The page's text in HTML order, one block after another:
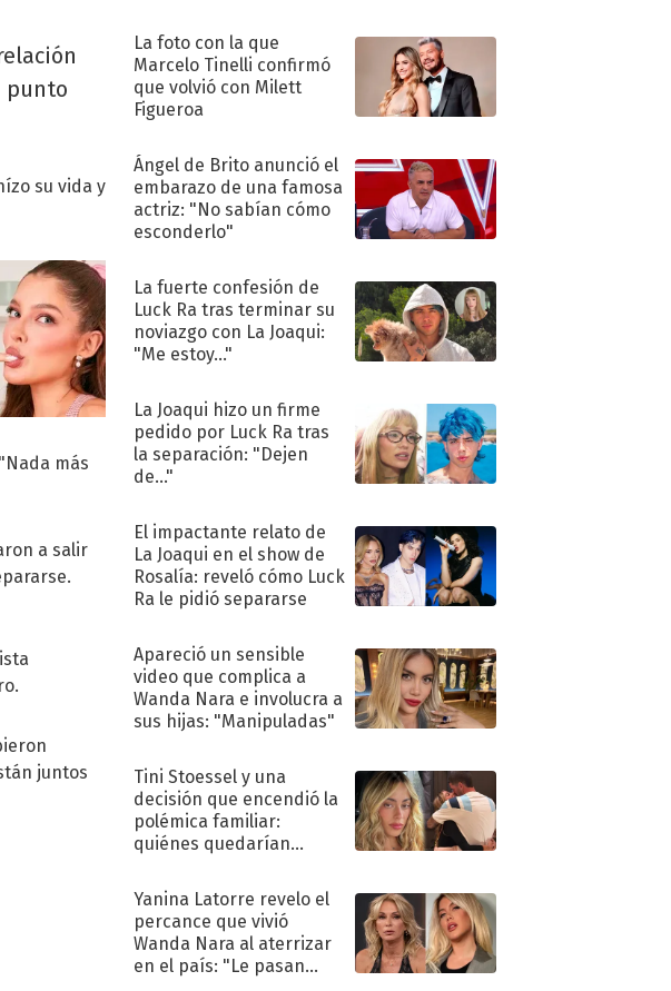
punto
su vida y
más
a salir
juntos
La foto con la que
Marcelo Tinelli confirmó
que volvió con Milett
Figueroa
Ángel de Brito anunció el
embarazo de una famosa
actriz: "No sabían cómo
esconderlo"
La fuerte confesión de
Luck Ra tras terminar su
noviazgo con La Joaqui:
"Me estoy..."
La Joaqui hizo un firme
pedido por Luck Ra tras
la separación: "Dejen
de..."
El impactante relato de
La Joaqui en el show de
Rosalía: reveló cómo Luck
Ra le pidió separarse
Apareció un sensible
video que complica a
Wanda Nara e involucra a
sus hijas: "Manipuladas"
Tini Stoessel y una
decisión que encendió la
polémica familiar:
quiénes quedarían
Yanina Latorre revelo el
percance que vivió
Wanda Nara al aterrizar
en el país: "Le pasan